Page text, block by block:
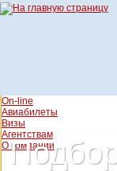
On-line
Авиабилеты
Визы
Агентствам
О компании